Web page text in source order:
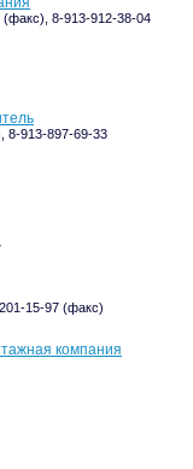
8-913-912-38-04
8-913-897-69-33
15-97 (факс)
компания